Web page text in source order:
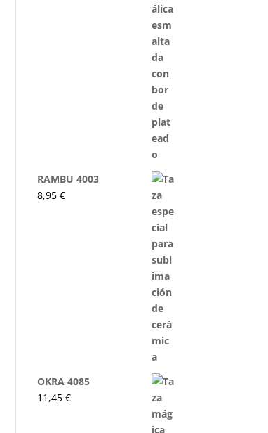
RAMBU 4003
8,95€
OKRA 4085
11,45€